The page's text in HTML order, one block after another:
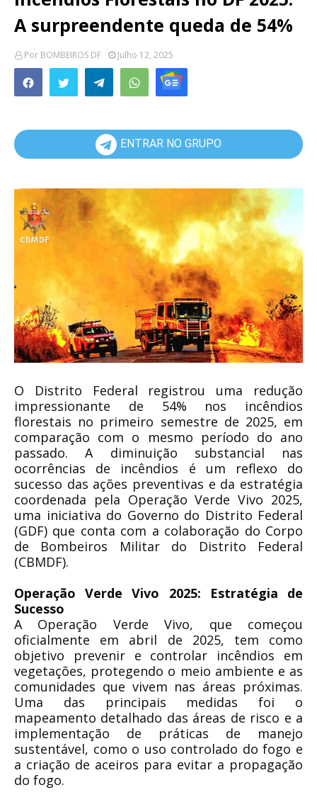
A surpreendente queda de 54%
Por BOMBEIROS DF Julho 12, 2025
ENTRAR NO GRUPO
O Distrito Federal registrou uma redução
impressionante de 54% nos incêndios
florestais no primeiro semestre de 2025, em
comparação com o mesmo período do ano
passado. A diminuição substancial nas
ocorrências de incêndios é um reflexo do
sucesso das ações preventivas e da estratégia
coordenada pela Operação Verde Vivo 2025,
uma iniciativa do Governo do Distrito Federal
(GDF) que conta com a colaboração do Corpo
de Bombeiros Militar do Distrito Federal
(CBMDF).
Operação Verde Vivo 2025: Estratégia de
Sucesso
A Operação Verde Vivo, que começou
oficialmente em abril de 2025, tem como
objetivo prevenir e controlar incêndios em
vegetações, protegendo o meio ambiente e as
comunidades que vivem nas áreas próximas.
Uma das principais medidas foi o
mapeamento detalhado das áreas de risco e a
implementação de práticas de manejo
sustentável, como o uso controlado do fogo e
a criação de aceiros para evitar a propagação
do fogo.